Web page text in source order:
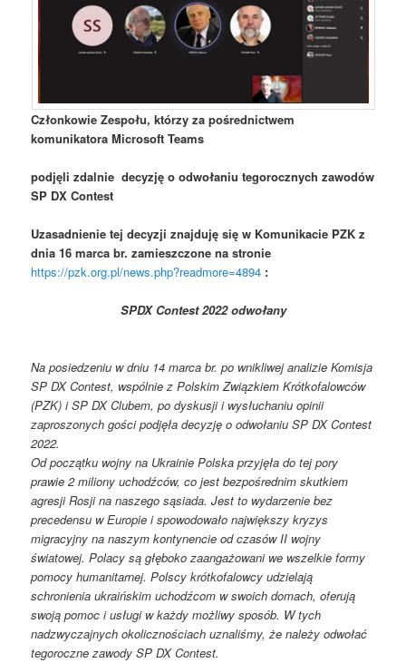
Członkowie Zespołu, którzy za pośrednictwem
komunikatora Microsoft Teams
podjęli zdalnie decyzję o odwołaniu tegorocznych zawodów
SP DX Contest
Uzasadnienie tej decyzji znajduję się w Komunikacie PZK z
dnia 16 marca br. zamieszczone na stronie
https://pzk.org.pl/news.php?readmore=4894 :
SPDX Contest 2022 odwołany
Na posiedzeniu w dniu 14 marca br. po wnikliwej analizie Komisja
SP DX Contest, wspólnie z Polskim Związkiem Krótkofalowców
(PZK) i SP DX Clubem, po dyskusji i wysłuchaniu opinii
zaproszonych gości podjęła decyzję o odwołaniu SP DX Contest
2022.
Od początku wojny na Ukrainie Polska przyjęła do tej pory
prawie 2 miliony uchodźców, co jest bezpośrednim skutkiem
agresji Rosji na naszego sąsiada. Jest to wydarzenie bez
precedensu w Europie i spowodowało największy kryzys
migracyjny na naszym kontynencie od czasów II wojny
światowej. Polacy są głęboko zaangażowani we wszelkie formy
pomocy humanitarnej. Polscy krótkofalowcy udzielają
schronienia ukraińskim uchodźcom w swoich domach, oferują
swoją pomoc i usługi w każdy możliwy sposób. W tych
nadzwyczajnych okolicznościach uznaliśmy, że należy odwołać
tegoroczne zawody SP DX Contest.